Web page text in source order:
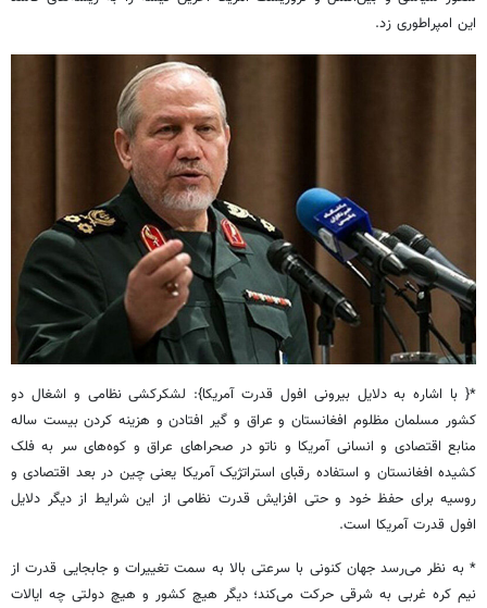
این امپراطوری زد.
*{ با اشاره به دلایل بیرونی افول قدرت آمریکا}: لشکرکشی نظامی و اشغال دو
کشور مسلمان مظلوم افغانستان و عراق و گیر افتادن و هزینه کردن بیست ساله
منابع اقتصادی و انسانی آمریکا و ناتو در صحراهای عراق و کوه‌های سر به فلک
کشیده افغانستان و استفاده رقبای استراتژیک آمریکا یعنی چین در بعد اقتصادی و
روسیه برای حفظ خود و حتی افزایش قدرت نظامی از این شرایط از دیگر دلایل
افول قدرت آمریکا است.
* به نظر می‌رسد جهان کنونی با سرعتی بالا به سمت تغییرات و جابجایی قدرت از
نیم کره غربی به شرقی حرکت می‌کند؛ دیگر هیچ کشور و هیچ دولتی چه ایالات